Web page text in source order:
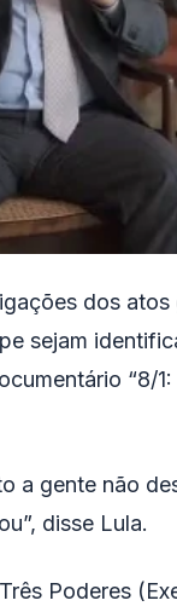
dos
sejam
“8/
a gente não
disse Lula.
Poderes